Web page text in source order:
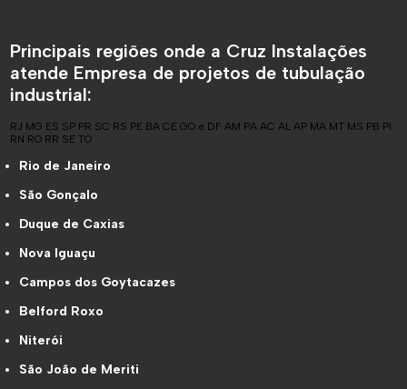
Principais regiões onde a Cruz Instalações
atende Empresa de projetos de tubulação
industrial:
RJ MG ES SP PR SC RS PE BA CE GO e DF AM PA AC AL AP MA MT MS PB PI
RN RO RR SE TO
Rio de Janeiro
São Gonçalo
Duque de Caxias
Nova Iguaçu
Campos dos Goytacazes
Belford Roxo
Niterói
São João de Meriti